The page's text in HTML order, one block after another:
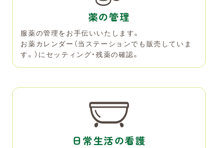
薬の管理
服薬の管理をお手伝いいたします。
お薬カレンダー（当ステーションでも販売していま
す。）にセッティング・残薬の確認。
日常生活の看護